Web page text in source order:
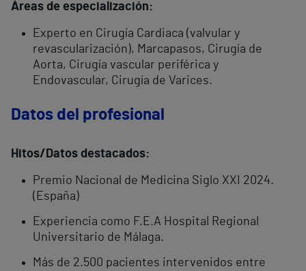
Áreas de especialización:
Experto en Cirugía Cardiaca (valvular y
revascularización), Marcapasos, Cirugía de
Aorta, Cirugía vascular periférica y
Endovascular, Cirugía de Varices.
Datos del profesional
Hitos/Datos destacados:
Premio Nacional de Medicina Siglo XXI 2024.
(España)
Experiencia como F.E.A Hospital Regional
Universitario de Málaga.
Más de 2.500 pacientes intervenidos entre